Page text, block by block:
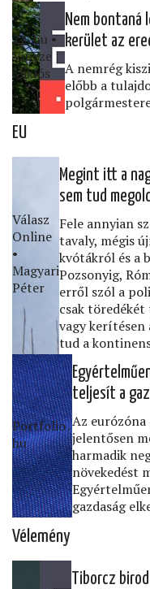
24․hu •
Vincze
Miklós
Nem bontaná
kerület az
A nemrég
előbb a
EU
Válasz
Online
•
Magyari
Péter
Megint itt a
sem tud
Fele annyian
tavaly, mégis
kvótákról és a
Pozsonyig,
erről szól a
csak töredékét
vagy kerítésen
tud a
Portfolio․
hu
teljesít a
Az eurózóna
jelentősen
harmadik
növekedést
gazdaság
Vélemény
Tiborcz